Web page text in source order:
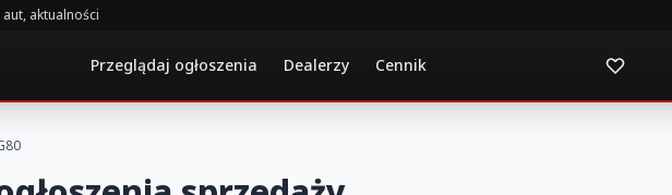
aktualności
Przeglądaj ogłoszenia Dealerzy Cennik